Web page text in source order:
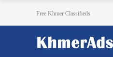
Free Khmer Classifieds